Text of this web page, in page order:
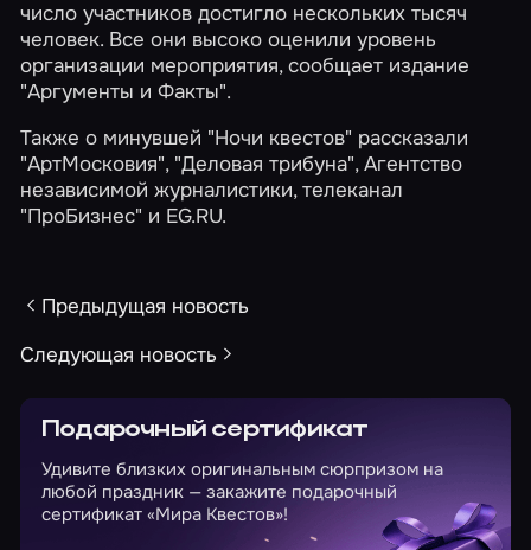
число участников достигло нескольких тысяч
человек. Все они высоко оценили уровень
организации мероприятия, сообщает издание
"Аргументы и Факты".
Также о минувшей "Ночи квестов" рассказали
"АртМосковия", "Деловая трибуна", Агентство
независимой журналистики, телеканал
"ПроБизнес" и EG.RU.
Предыдущая новость
Следующая новость
Подарочный сертификат
Удивите близких оригинальным сюрпризом на
любой праздник — закажите подарочный
сертификат «Мира Квестов»!